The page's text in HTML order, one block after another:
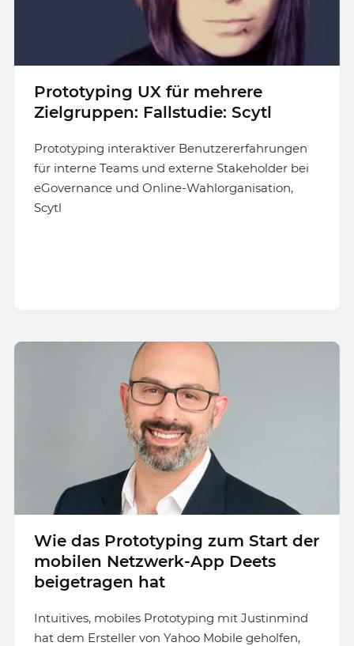
Prototyping UX für mehrere
Zielgruppen: Fallstudie: Scytl
Prototyping interaktiver Benutzererfahrungen
für interne Teams und externe Stakeholder bei
eGovernance und Online-Wahlorganisation,
Scytl
Wie das Prototyping zum Start der
mobilen Netzwerk-App Deets
beigetragen hat
Intuitives, mobiles Prototyping mit Justinmind
hat dem Ersteller von Yahoo Mobile geholfen,